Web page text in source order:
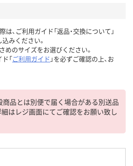
は、ご利用ガイド「返品・交換について」
みください。
めのサイズをお選びください。
「ご利用ガイド 」を必ずご確認の上、お
商品とは別便で届く場合がある別送品
はレジ画面にてご確認をお願い致し